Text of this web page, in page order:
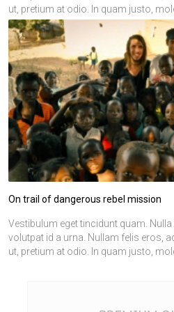
Vestibulum eget tincidunt quam. Nulla
volutpat id a urna. Nullam felis eros,
ut, pretium at odio. In quam justo,
ornare in lacus. Etiam felis tortor,
vitae leo. Nulla vel sapien dolor, vitae
Donec mi lorem, fermentum ut
magna. Phasellus nec commodo
ligula feugiat vel dapibus libero
Vivamus sapien augue, tincidunt
quis orci.
Curabitur erat ligula, mollis ut
Duis elementum nisl ac sapien
vehicula tincidunt arcu ac semper.
risus fringilla sed porta nisi pulvinar.
lacinia volutpat. Vestibulum
malesuada. Sed sit amet gravida
Pellentesque pretium erat ut odio
ut, pretium at odio. In quam justo,
ornare in lacus. Etiam felis tortor,
vitae leo. Nulla vel sapien dolor, vitae
Donec mi lorem, fermentum ut
magna. Phasellus nec commodo
ligula feugiat vel dapibus libero
Vivamus sapien augue, tincidunt
quis orci.
On trail of dangerous rebel mission
Vestibulum eget tincidunt quam. Nulla
volutpat id a urna. Nullam felis eros,
ut, pretium at odio. In quam justo,